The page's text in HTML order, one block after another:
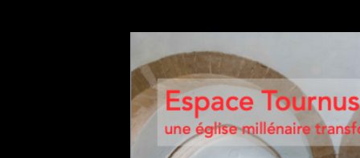
Espace
une église millénaire transformée en